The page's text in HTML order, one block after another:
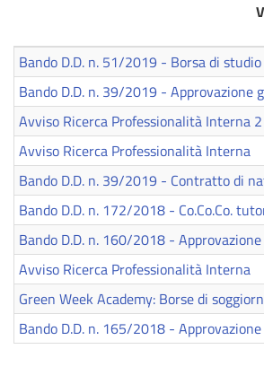
Bando D.D. n. 51/2019 - Borsa di
Bando D.D. n. 39/2019 - Approvazione
Avviso Ricerca Professionalità Interna 2
Avviso Ricerca Professionalità Interna
Bando D.D. n. 39/2019 - Contratto di
Bando D.D. n. 172/2018 - Co.Co.Co.
Bando D.D. n. 160/2018 -
Avviso Ricerca Professionalità Interna
Green Week Academy: Borse di
Bando D.D. n. 165/2018 -